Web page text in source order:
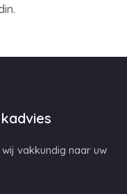
vakkundig naar uw